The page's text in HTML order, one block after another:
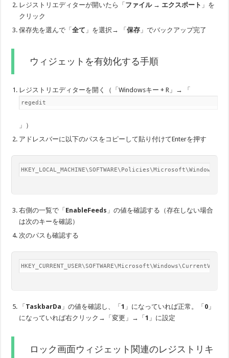
レジストリエディターが開いたら「ファイル → エクスポート 」を
クリック
保存先を選んで「全て 」を選択→ 「保存 」でバックアップ完了
ウィジェットを有効化する手順
レジストリエディターを開く（「Windowsキー + R」→ 「
regedit
」）
アドレスバーに以下のパスをコピーして貼り付けてEnterを押す
右側の一覧で「EnableFeeds 」の値を確認する（存在しない場合
は次のキーを確認）
次のパスも確認する
「TaskbarDa 」の値を確認し、「1 」になっていれば正常。「0 」
になっていれば右クリック→「変更」→「1 」に設定
ロック画面ウィジェット関連のレジストリキ